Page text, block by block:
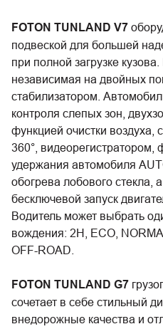
FOTON TUNLAND V7
подвеской для большей
при полной загрузке
независимая на двойных
стабилизатором.
контроля слепых зон,
функцией очистки воздуха,
360°, видеорегистратором,
удержания автомобиля
обогрева лобового стекла,
бесключевой запуск
Водитель может выбрать
вождения: 2H, ECO,
OFF-ROAD.
FOTON TUNLAND G7
сочетает в себе стильный
внедорожные качества и